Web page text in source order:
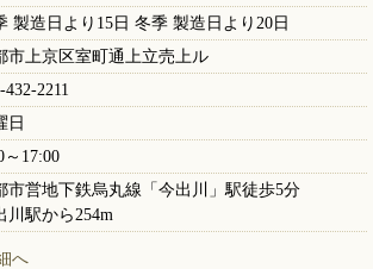
製造日より15日 冬季 製造日より20日
市上京区室町通上立売上ル
432-2211
日
～17:00
市営地下鉄烏丸線「今出川」駅徒歩5分
川駅から254m
へ